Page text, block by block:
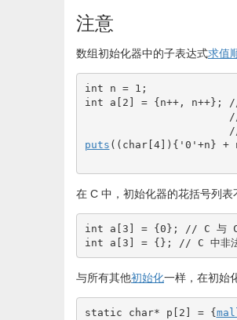
注意
数组初始化器中的子表达式求值
int n = 1 ;
int a [ 2 ] = {n++, n++} ;
puts ( ( char[4] ) { '0' +n} +
在 C 中，初始化器的花括号列表
int a [ 3 ] = {0} ;
// C 与
int a [ 3 ] = {} ; // C 中非法
与所有其他初始化一样，在初始
static char* p [ 2 ] = {